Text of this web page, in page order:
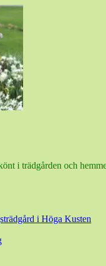
i trädgården och
i Höga Kusten